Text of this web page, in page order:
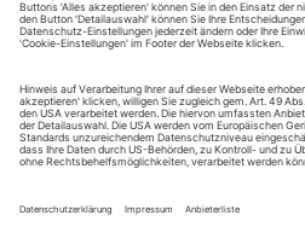
Piff, paff, pöffchen
Donizetti: Don Pasquale
KARLSRUHE | BADISCHES
Don Pasquale ist Witwer.
Kunstsammler schon in der